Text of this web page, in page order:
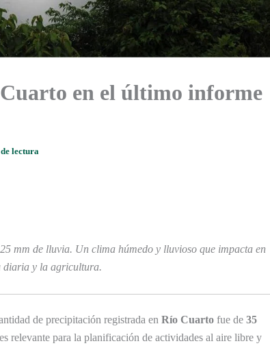
en el último informe
lectura
mm de lluvia. Un clima húmedo y lluvioso que impacta en
diaria y la agricultura.
de precipitación registrada en Río Cuarto fue de 35
relevante para la planificación de actividades al aire libre y